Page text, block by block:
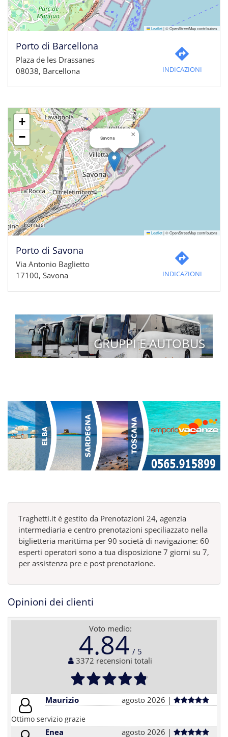
Leaflet|© OpenStreetMap contributors
Porto di Barcellona
Plaza de les Drassanes
08038, Barcellona
INDICAZIONI
Savona ×
+
−
Leaflet|© OpenStreetMap contributors
Porto di Savona
Via Antonio Baglietto
17100, Savona
INDICAZIONI
GRUPPI E AUTOBUS
Traghetti.it è gestito da Prenotazioni 24, agenzia
intermediaria e centro prenotazioni speciliazzato nella
biglietteria marittima per 90 società di navigazione: 60
esperti operatori sono a tua disposizione 7 giorni su 7,
per assistenza pre e post prenotazione.
Opinioni dei clienti
Voto medio:
4.84
3372 recensioni totali
Maurizio agosto 2026 |
Ottimo servizio grazie
Enea agosto 2026 |